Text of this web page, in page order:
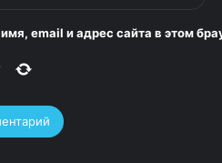
email и адрес сайта в этом